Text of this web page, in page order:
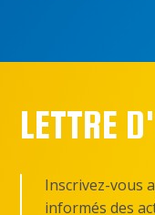
LETTRE
Inscrivez-vous
informés des